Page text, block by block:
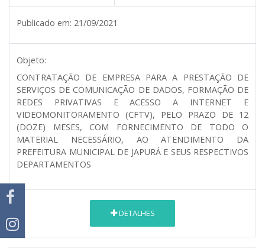
Publicado em: 21/09/2021
Objeto:
CONTRATAÇÃO DE EMPRESA PARA A PRESTAÇÃO DE
SERVIÇOS DE COMUNICAÇÃO DE DADOS, FORMAÇÃO DE
REDES PRIVATIVAS E ACESSO A INTERNET E
VIDEOMONITORAMENTO (CFTV), PELO PRAZO DE 12
(DOZE) MESES, COM FORNECIMENTO DE TODO O
MATERIAL NECESSÁRIO, AO ATENDIMENTO DA
PREFEITURA MUNICIPAL DE JAPURÁ E SEUS RESPECTIVOS
DEPARTAMENTOS
DETALHES